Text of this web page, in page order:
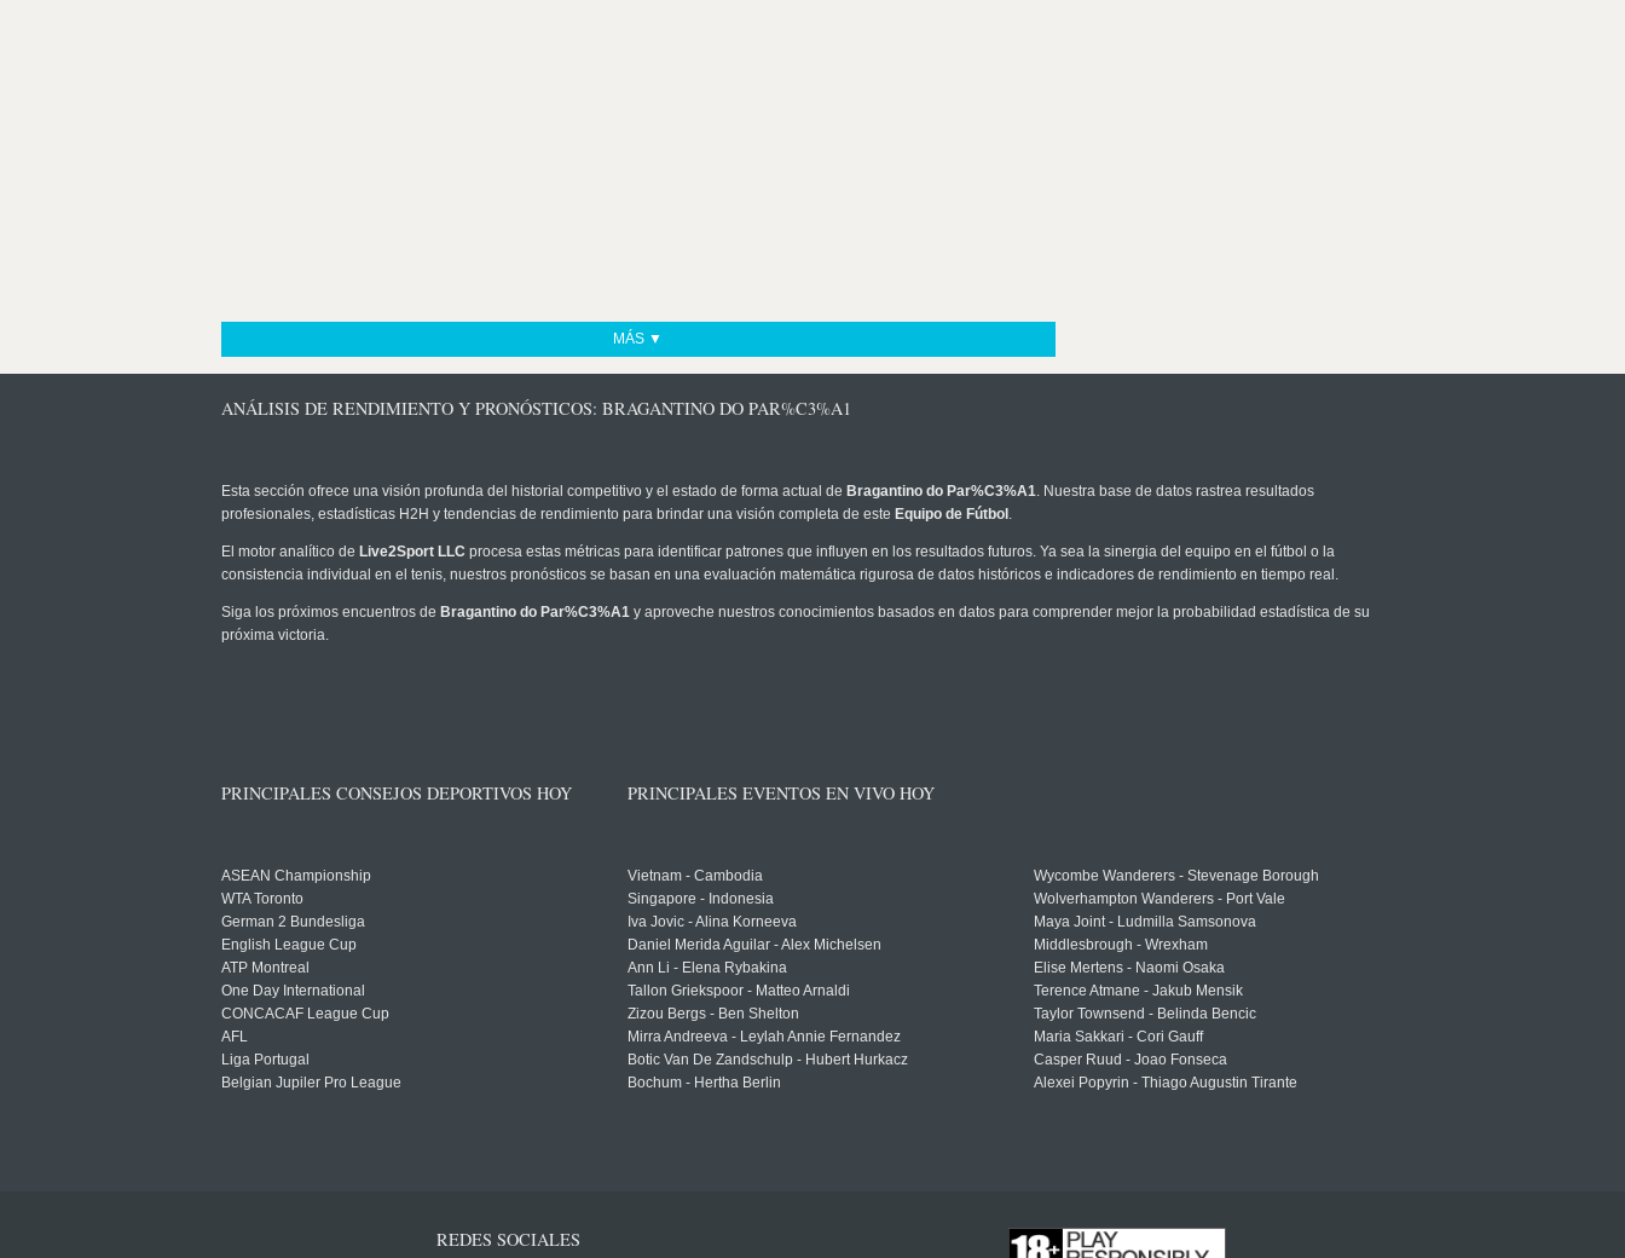
MÁS ▼
ANÁLISIS DE RENDIMIENTO Y PRONÓSTICOS: BRAGANTINO DO PAR%C3%A1
Esta sección ofrece una visión profunda del historial competitivo y el estado de forma actual de Bragantino do Par%C3%A1. Nuestra base de datos rastrea resultados
profesionales, estadísticas H2H y tendencias de rendimiento para brindar una visión completa de este Equipo de Fútbol .
El motor analítico de Live2Sport LLC procesa estas métricas para identificar patrones que influyen en los resultados futuros. Ya sea la sinergia del equipo en el fútbol o la
consistencia individual en el tenis, nuestros pronósticos se basan en una evaluación matemática rigurosa de datos históricos e indicadores de rendimiento en tiempo real.
Siga los próximos encuentros de Bragantino do Par%C3%A1 y aproveche nuestros conocimientos basados en datos para comprender mejor la probabilidad estadística de su
próxima victoria.
PRINCIPALES CONSEJOS DEPORTIVOS HOY
ASEAN Championship
WTA Toronto
German 2 Bundesliga
English League Cup
ATP Montreal
One Day International
CONCACAF League Cup
AFL
Liga Portugal
Belgian Jupiler Pro League
PRINCIPALES EVENTOS EN VIVO HOY
Vietnam - Cambodia
Singapore - Indonesia
Iva Jovic - Alina Korneeva
Daniel Merida Aguilar - Alex Michelsen
Ann Li - Elena Rybakina
Tallon Griekspoor - Matteo Arnaldi
Zizou Bergs - Ben Shelton
Mirra Andreeva - Leylah Annie Fernandez
Botic Van De Zandschulp - Hubert Hurkacz
Bochum - Hertha Berlin
Wycombe Wanderers - Stevenage Borough
Wolverhampton Wanderers - Port Vale
Maya Joint - Ludmilla Samsonova
Middlesbrough - Wrexham
Elise Mertens - Naomi Osaka
Terence Atmane - Jakub Mensik
Taylor Townsend - Belinda Bencic
Maria Sakkari - Cori Gauff
Casper Ruud - Joao Fonseca
Alexei Popyrin - Thiago Augustin Tirante
REDES SOCIALES